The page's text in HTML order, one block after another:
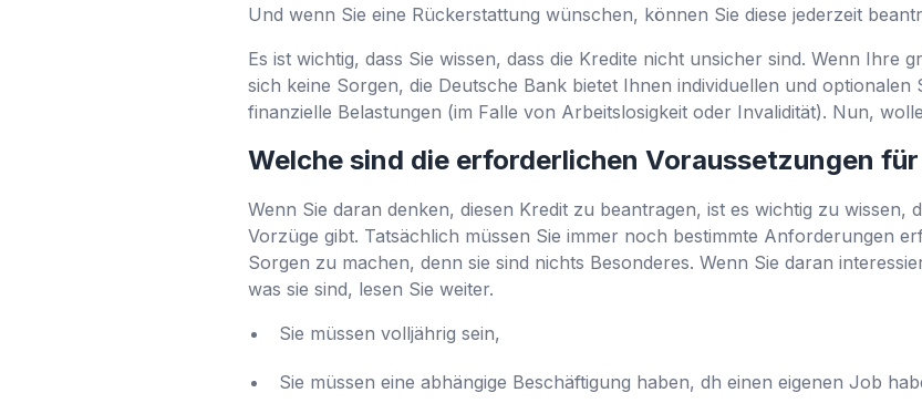
Und wenn Sie eine Rückerstattung wünschen, können Sie diese jederzeit
Es ist wichtig, dass Sie wissen, dass die Kredite nicht unsicher sind. Wenn Ihre
sich keine Sorgen, die Deutsche Bank bietet Ihnen individuellen und optionalen
finanzielle Belastungen (im Falle von Arbeitslosigkeit oder Invalidität). Nun,
Welche sind die erforderlichen Voraussetzungen
Wenn Sie daran denken, diesen Kredit zu beantragen, ist es wichtig zu wissen,
Vorzüge gibt. Tatsächlich müssen Sie immer noch bestimmte Anforderungen
Sorgen zu machen, denn sie sind nichts Besonderes. Wenn Sie daran
was sie sind, lesen Sie weiter.
Sie müssen volljährig sein,
Sie müssen eine abhängige Beschäftigung haben, dh einen eigenen Job